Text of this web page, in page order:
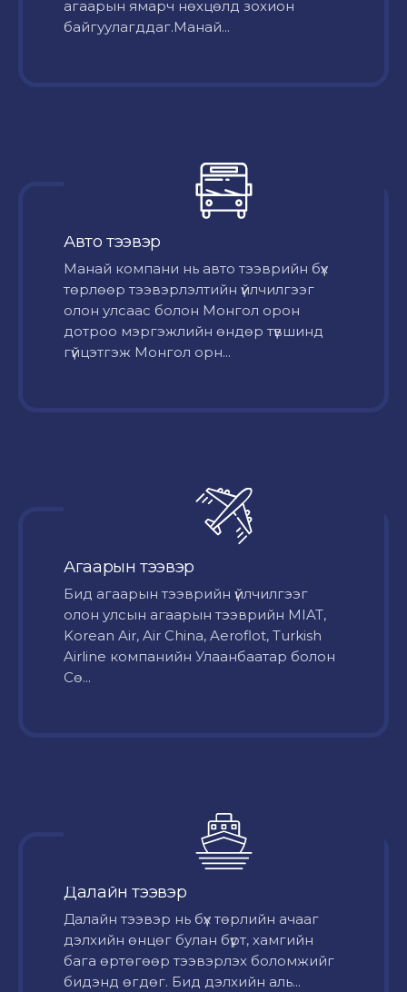
агаарын ямарч нөхцөлд зохион
байгуулагддаг.Манай...
Авто тээвэр
Mанай компани нь авто тээврийн бүх
төрлөөр тээвэрлэлтийн үйлчилгээг
олон улсаас болон Монгол орон
дотроо мэргэжлийн өндөр түвшинд
гүйцэтгэж Монгол орн...
Агаарын тээвэр
Бид агаарын тээврийн үйлчилгээг
олон улсын агаарын тээврийн MIAT,
Korean Air, Air China, Aeroflot, Turkish
Airline компанийн Улаанбаатар болон
Сө...
Далайн тээвэр
Далайн тээвэр нь бүх төрлийн ачааг
дэлхийн өнцөг булан бүрт, хамгийн
бага өртөгөөр тээвэрлэх боломжийг
бидэнд өгдөг. Бид дэлхийн аль...